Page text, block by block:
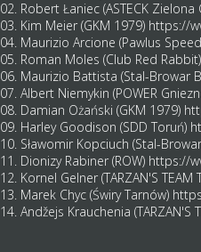
02. Robert Łaniec (ASTECK Zielona
03. Kim Meier (GKM 1979) https://
04. Maurizio Arcione (Pawlus
05. Roman Moles (Club Red Rabbit)
06. Maurizio Battista (Stal-Browar
07. Albert Niemykin (POWER
08. Damian Ożański (GKM 1979)
09. Harley Goodison (SDD Toruń)
10. Sławomir Kopciuch (Stal-
11. Dionizy Rabiner (ROW) https://
12. Kornel Gelner (TARZAN'S TEAM
13. Marek Chyc (Świry Tarnów)
14. Andžejs Krauchenia (TARZAN'S